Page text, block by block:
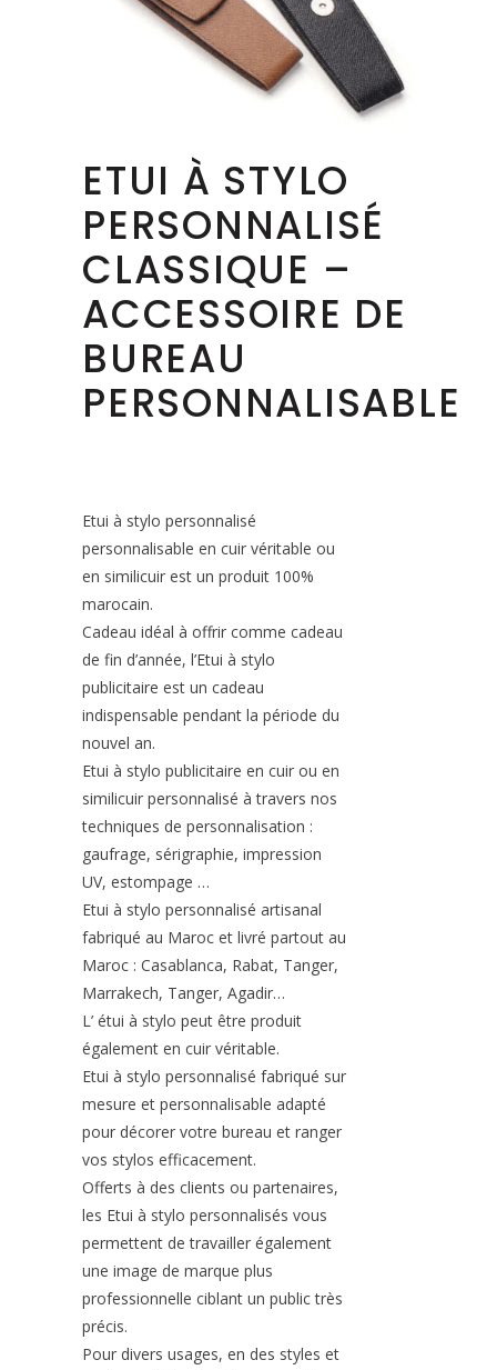
ETUI À STYLO
PERSONNALISÉ
CLASSIQUE –
ACCESSOIRE DE
BUREAU
PERSONNALISABLE
Etui à stylo personnalisé
personnalisable en cuir véritable ou
en similicuir est un produit 100%
marocain.
Cadeau idéal à offrir comme cadeau
de fin d’année, l’Etui à stylo
publicitaire est un cadeau
indispensable pendant la période du
nouvel an.
Etui à stylo publicitaire en cuir ou en
similicuir personnalisé à travers nos
techniques de personnalisation :
gaufrage, sérigraphie, impression
UV, estompage …
Etui à stylo personnalisé artisanal
fabriqué au Maroc et livré partout au
Maroc : Casablanca, Rabat, Tanger,
Marrakech, Tanger, Agadir…
L’ étui à stylo peut être produit
également en cuir véritable.
Etui à stylo personnalisé fabriqué sur
mesure et personnalisable adapté
pour décorer votre bureau et ranger
vos stylos efficacement.
Offerts à des clients ou partenaires,
les Etui à stylo personnalisés vous
permettent de travailler également
une image de marque plus
professionnelle ciblant un public très
précis.
Pour divers usages, en des styles et